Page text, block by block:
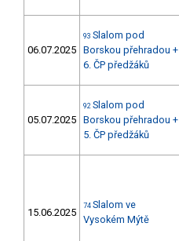
06.07.2025
93 Slalom pod
Borskou přehradou +
6. ČP předžáků
05.07.2025
92 Slalom pod
Borskou přehradou +
5. ČP předžáků
15.06.2025
74 Slalom ve
Vysokém Mýtě